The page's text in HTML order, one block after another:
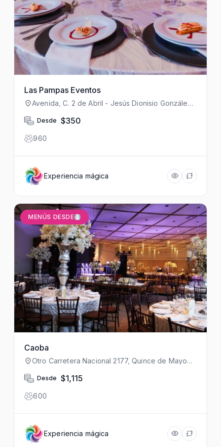
Las Pampas Eventos
Avenida, C. 2 de Abril - Jesús Dionisio González
México
Desde $350
960
Experiencia mágica
MENÚS DESDE
Caoba
Otro Carretera Nacional 2177, Quince de Mayo
Desde $1,115
600
Experiencia mágica